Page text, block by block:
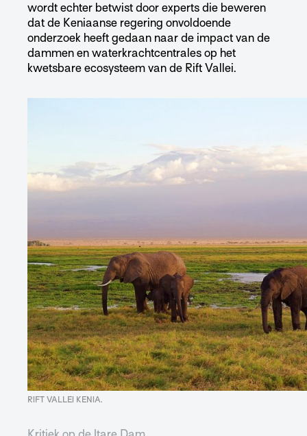
wordt echter betwist door experts die beweren
dat de Keniaanse regering onvoldoende
onderzoek heeft gedaan naar de impact van de
dammen en waterkrachtcentrales op het
kwetsbare ecosysteem van de Rift Vallei.
RIFT VALLEI KENIA.